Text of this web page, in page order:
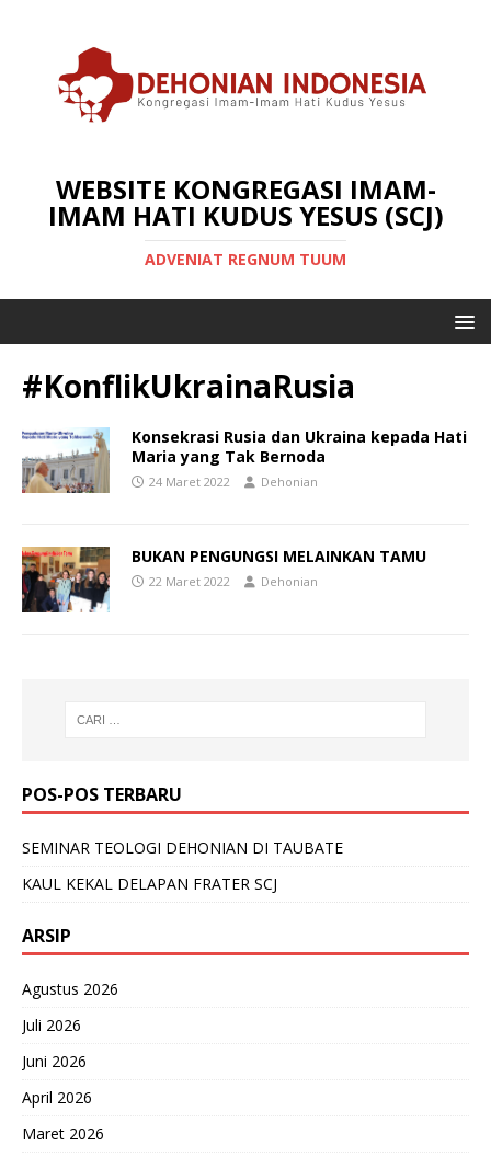
WEBSITE KONGREGASI IMAM-
IMAM HATI KUDUS YESUS (SCJ)
ADVENIAT REGNUM TUUM
#KonflikUkrainaRusia
Konsekrasi Rusia dan Ukraina kepada Hati
Maria yang Tak Bernoda
24 Maret 2022 Dehonian
BUKAN PENGUNGSI MELAINKAN TAMU
22 Maret 2022 Dehonian
POS-POS TERBARU
SEMINAR TEOLOGI DEHONIAN DI TAUBATE
KAUL KEKAL DELAPAN FRATER SCJ
ARSIP
Agustus 2026
Juli 2026
Juni 2026
April 2026
Maret 2026